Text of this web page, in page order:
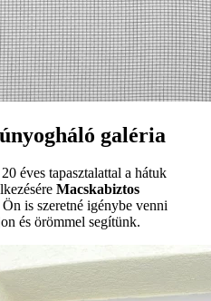
galéria
éves tapasztalattal a hátuk
Macskabiztos
is szeretné igénybe venni
és örömmel segítünk.